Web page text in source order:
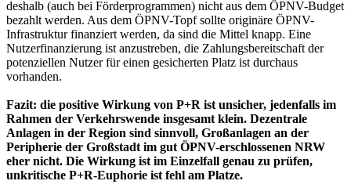
deshalb (auch bei Förderprogrammen) nicht aus dem ÖPNV-Budget
bezahlt werden. Aus dem ÖPNV-Topf sollte originäre ÖPNV-
Infrastruktur finanziert werden, da sind die Mittel knapp. Eine
Nutzerfinanzierung ist anzustreben, die Zahlungsbereitschaft der
potenziellen Nutzer für einen gesicherten Platz ist durchaus
vorhanden.
Fazit: die positive Wirkung von P+R ist unsicher, jedenfalls im
Rahmen der Verkehrswende insgesamt klein. Dezentrale
Anlagen in der Region sind sinnvoll, Großanlagen an der
Peripherie der Großstadt im gut ÖPNV-erschlossenen NRW
eher nicht. Die Wirkung ist im Einzelfall genau zu prüfen,
unkritische P+R-Euphorie ist fehl am Platze.